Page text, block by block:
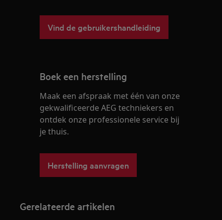
Vind de gebruikershandleiding
Boek een herstelling
Maak een afspraak met één van onze
gekwalificeerde AEG techniekers en
ontdek onze professionele service bij
je thuis.
Herstelling aanvragen
Gerelateerde artikelen